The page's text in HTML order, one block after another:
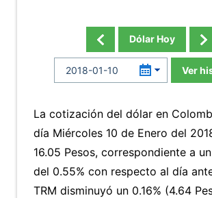
Dólar Hoy
Ver
La cotización del dólar en
día Miércoles 10 de Enero del
16.05 Pesos, correspondiente a
del 0.55% con respecto al día
TRM disminuyó un 0.16% (4.64